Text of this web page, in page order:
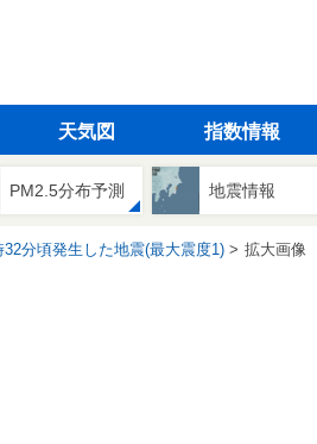
天気図 指数情報
PM2.5分布予測 地震情報
32分頃発生した地震(最大震度1) 拡大画像